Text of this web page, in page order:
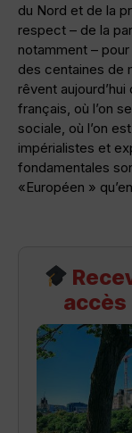
du Nord et de la
respect – de la
notamment –
des centaines de
rêvent
français, où l’on
sociale, où l’on
impérialistes et
fondamentales
«Européen »
accès